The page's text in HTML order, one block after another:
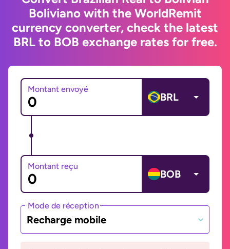
Boliviano with the WorldRemit
currency converter, check the latest
BRL to BOB exchange rates for free.
Montant envoyé
BRL
Montant reçu
BOB
Mode de réception
Recharge mobile